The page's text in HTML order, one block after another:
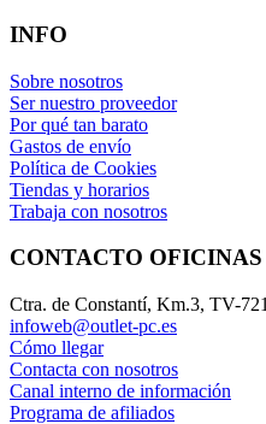
INFO
Sobre nosotros
Ser nuestro proveedor
Por qué tan barato
Gastos de envío
Política de Cookies
Tiendas y horarios
Trabaja con nosotros
CONTACTO OFICINAS
Ctra. de Constantí, Km.3, TV-
infoweb@outlet-pc.es
Cómo llegar
Contacta con nosotros
Canal interno de información
Programa de afiliados